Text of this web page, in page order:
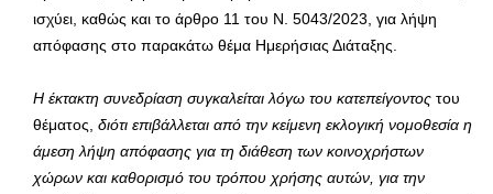
ισχύει, καθώς και το άρθρο 11 του Ν. 5043/2023, για λήψη
απόφασης στο παρακάτω θέμα Ημερήσιας Διάταξης.
Η έκτακτη συνεδρίαση συγκαλείται λόγω του κατεπείγοντος του
θέματος, διότι επιβάλλεται από την κείμενη εκλογική νομοθεσία η
άμεση λήψη απόφασης για τη διάθεση των κοινοχρήστων
χώρων και καθορισμό του τρόπου χρήσης αυτών, για την